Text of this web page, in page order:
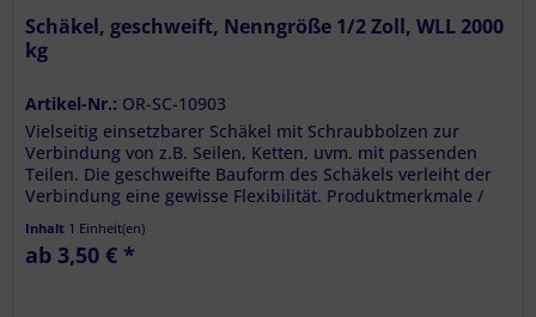
Schäkel, geschweift, Nenngröße 1/2 Zoll, WLL 2000
kg
Artikel-Nr.: OR-SC-10903
Vielseitig einsetzbarer Schäkel mit Schraubbolzen zur
Verbindung von z.B. Seilen, Ketten, uvm. mit passenden
Teilen. Die geschweifte Bauform des Schäkels verleiht der
Verbindung eine gewisse Flexibilität. Produktmerkmale /
Inhalt 1 Einheit(en)
ab 3,50 € *